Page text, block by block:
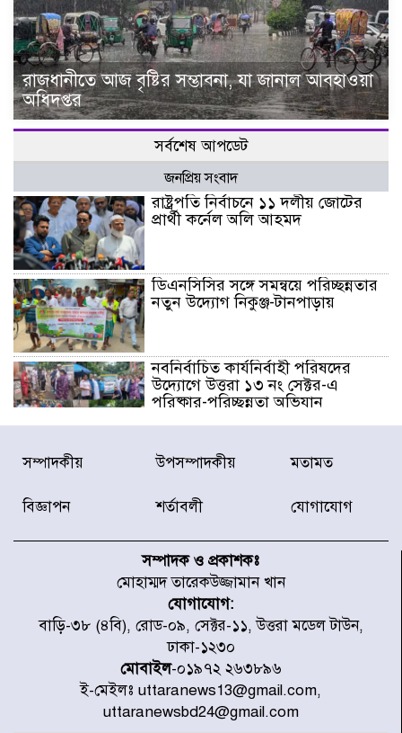
রাজধানীতে আজ বৃষ্টির সম্ভাবনা, যা জানাল আবহাওয়া
অধিদপ্তর
সর্বশেষ আপডেট
জনপ্রিয় সংবাদ
রাষ্ট্রপতি নির্বাচনে ১১ দলীয় জোটের
প্রার্থী কর্নেল অলি আহমদ
ডিএনসিসির সঙ্গে সমন্বয়ে পরিচ্ছন্নতার
নতুন উদ্যোগ নিকুঞ্জ-টানপাড়ায়
নবনির্বাচিত কার্যনির্বাহী পরিষদের
উদ্যোগে উত্তরা ১৩ নং সেক্টর-এ
পরিষ্কার-পরিচ্ছন্নতা অভিযান
ডিএমপির অভিযানে ২৪ ঘণ্টায় গ্রেপ্তার
৫০৪, উদ্ধার মাদক-অস্ত্র
সাগরে অবমুক্ত
মাতারবাড়ী পৌঁছে নির্ধারিত কর্মসূচিতে
যোগ দিয়েছেন প্রধানমন্ত্রী
জাতীয় সাংবাদিক সংস্থার পিরোজপুর
জেলা কমিটি অনুমোদন
সম্পাদকীয় উপসম্পাদকীয় মতামত
বিজ্ঞাপন শর্তাবলী যোগাযোগ
সম্পাদক ও প্রকাশকঃ
মোহাম্মদ তারেকউজ্জামান খান
যোগাযোগ:
বাড়ি-৩৮ (৪বি), রোড-০৯, সেক্টর-১১, উত্তরা মডেল টাউন,
ঢাকা-১২৩০
মোবাইল-০১৯৭২ ২৬৩৮৯৬
ই-মেইলঃ uttaranews13@gmail.com,
uttaranewsbd24@gmail.com